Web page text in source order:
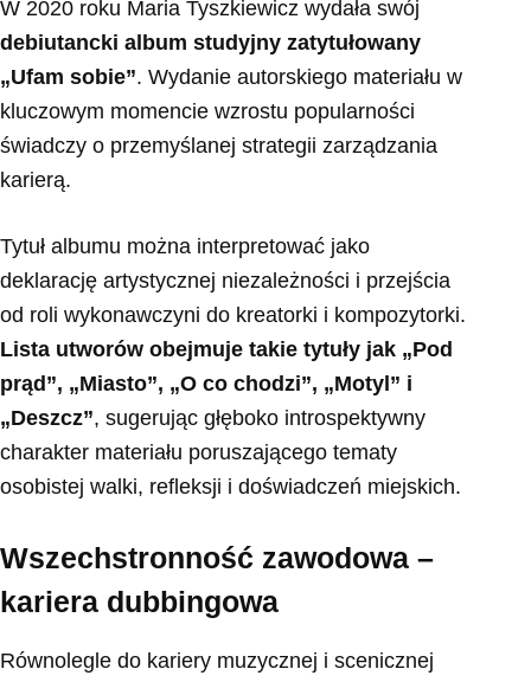
W 2020 roku Maria Tyszkiewicz wydała swój
debiutancki album studyjny zatytułowany
„Ufam sobie”. Wydanie autorskiego materiału w
kluczowym momencie wzrostu popularności
świadczy o przemyślanej strategii zarządzania
karierą.
Tytuł albumu można interpretować jako
deklarację artystycznej niezależności i przejścia
od roli wykonawczyni do kreatorki i kompozytorki.
Lista utworów obejmuje takie tytuły jak „Pod
prąd”, „Miasto”, „O co chodzi”, „Motyl” i
„Deszcz”, sugerując głęboko introspektywny
charakter materiału poruszającego tematy
osobistej walki, refleksji i doświadczeń miejskich.
Wszechstronność zawodowa –
kariera dubbingowa
Równolegle do kariery muzycznej i scenicznej